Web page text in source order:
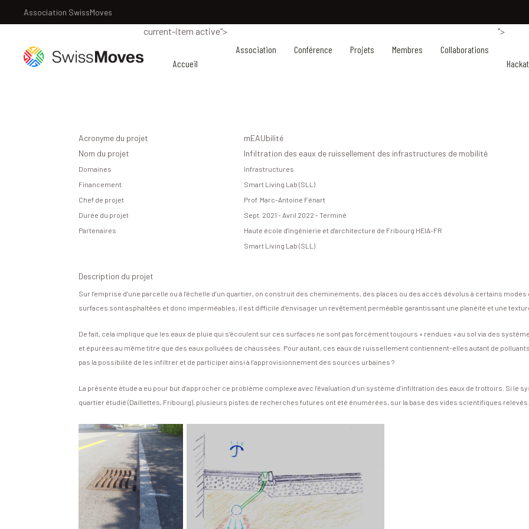
Association SwissMoves
current-item active">
Accueil
Association Conférence Projets Membres Collaborations
">
Acronyme du projet
mEAUbilité
Nom du projet
Infiltration des eaux de ruissellement des infrastructures de mobilité
Domaines
Infrastructures
Financement
Smart Living Lab (SLL)
Chef de projet
Prof. Marc-Antoine Fénart
Durée du projet
Sept. 2021 - Avril 2022 - Terminé
Partenaires
Haute école d'ingénierie et d'architecture de Fribourg HEIA-FR
Smart Living Lab (SLL)
Description du projet
Sur l’emprise d’une parcelle ou à l’échelle d’un quartier, on construit des cheminements, des places ou des accès dévolus à certains
surfaces sont asphaltées et donc imperméables, il est difficile d’envisager un revêtement perméable garantissant une planéité et une
De fait, cela implique que les eaux de pluie qui s’écoulent sur ces surfaces ne sont pas forcément toujours « rendues » au sol via des
et épurées au même titre que des eaux polluées de chaussées. Pour autant, ces eaux de ruissellement contiennent-elles autant de
pas la possibilité de les infiltrer et de participer ainsi à l’approvisionnement des sources urbaines ?
La présente étude a eu pour but d’approcher ce problème complexe avec l’évaluation d’un système d’infiltration des eaux de trottoirs. Si le
quartier étudié (Daillettes, Fribourg), plusieurs pistes de recherches futures ont été énumérées, sur la base des vides scientifiques relevés.